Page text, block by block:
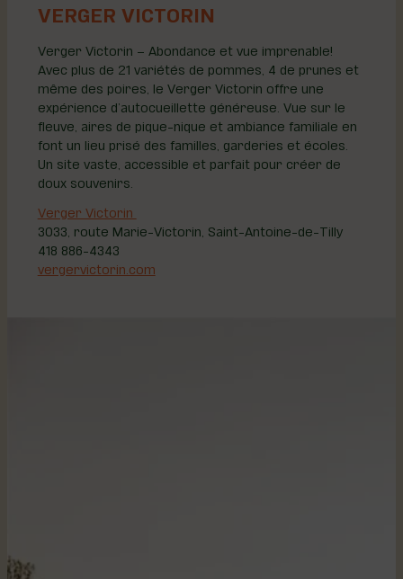
VERGER VICTORIN
Verger Victorin – Abondance et vue imprenable!
Avec plus de 21 variétés de pommes, 4 de prunes et
même des poires, le Verger Victorin offre une
expérience d’autocueillette généreuse. Vue sur le
fleuve, aires de pique-nique et ambiance familiale en
font un lieu prisé des familles, garderies et écoles.
Un site vaste, accessible et parfait pour créer de
doux souvenirs.
Verger Victorin
3033, route Marie-Victorin, Saint-Antoine-de-Tilly
418 886-4343
vergervictorin.com